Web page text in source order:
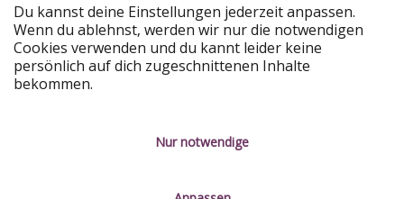
HolidayPirates Group
Lerne uns kennen
Über uns
Rechtliches
Du kannst deine Einstellungen jederzeit anpassen.
Wenn du ablehnst, werden wir nur die notwendigen
Cookies verwenden und du kannt leider keine
persönlich auf dich zugeschnittenen Inhalte
bekommen.
Nur notwendige